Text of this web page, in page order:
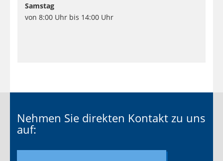
Samstag
von 8:00 Uhr bis 14:00 Uhr
Nehmen Sie direkten Kontakt zu uns
auf: